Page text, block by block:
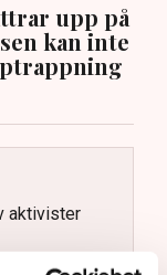
upp på
kan inte
aktivister